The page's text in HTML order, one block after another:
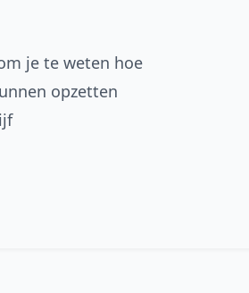
je te weten hoe
opzetten